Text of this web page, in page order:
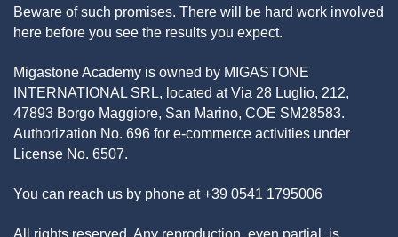
Beware of such promises. There will be hard work involved
here before you see the results you expect.
Migastone Academy is owned by MIGASTONE
INTERNATIONAL SRL, located at Via 28 Luglio, 212,
47893 Borgo Maggiore, San Marino, COE SM28583.
Authorization No. 696 for e-commerce activities under
License No. 6507.
You can reach us by phone at +39 0541 1795006
All rights reserved. Any reproduction, even partial, is